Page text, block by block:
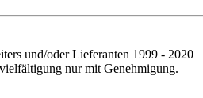
und/oder Lieferanten 1999 - 2020
nur mit Genehmigung.